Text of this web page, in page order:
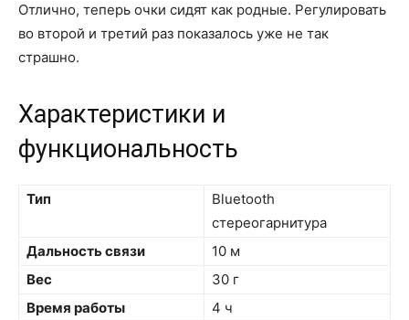
Отлично, теперь очки сидят как родные. Регулировать
во второй и третий раз показалось уже не так
страшно.
Характеристики и
функциональность
Тип
Bluetooth
стереогарнитура
Дальность связи
10 м
Вес
30 г
Время работы
4 ч